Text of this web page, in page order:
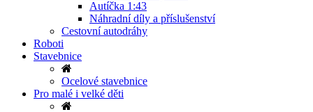
Autíčka 1:43
Náhradní díly a příslušenství
Cestovní autodráhy
Roboti
Stavebnice
Ocelové stavebnice
Pro malé i velké děti